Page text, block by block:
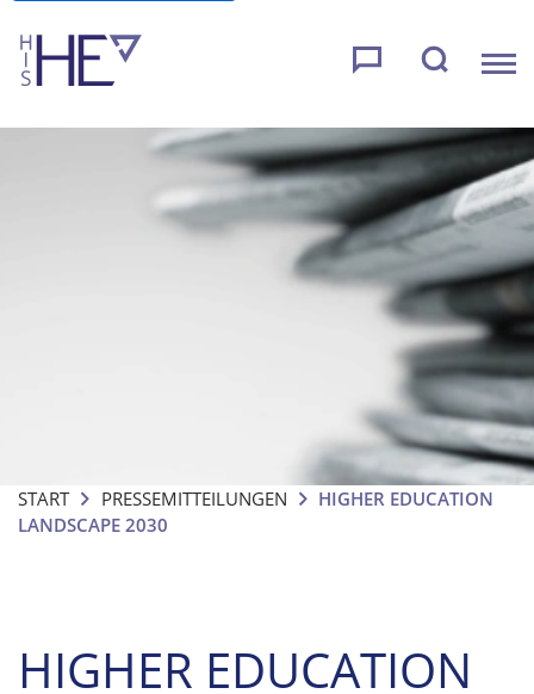
START PRESSEMITTEILUNGEN
HIGHER EDUCATION
LANDSCAPE 2030
HIGHER EDUCATION